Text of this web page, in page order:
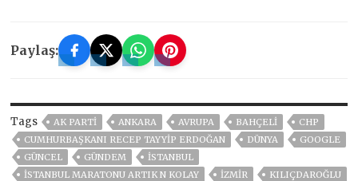
Paylaş:
Tags AK PARTİ ANKARA AVRUPA BAHÇELİ
CHP
CUMHURBAŞKANI RECEP TAYYIP ERDOĞAN
DÜNYA
GOOGLE
GÜNCEL
GÜNDEM
ISTANBUL
İSTANBUL MARATONU ARTIK N KOLAY
İZMIR
KILIÇDAROĞLU